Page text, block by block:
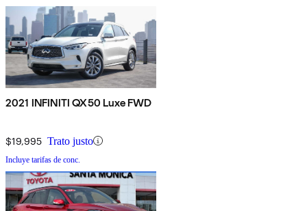
2021 INFINITI QX50 Luxe FWD
$19,995 Trato justo
Incluye tarifas de conc.